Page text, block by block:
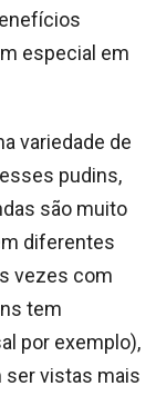
especial em
variedade de
pudins,
são muito
diferentes
vezes com
tem
por exemplo),
ser vistas mais